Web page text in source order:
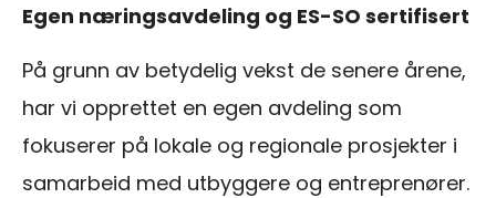
Egen næringsavdeling og ES-SO sertifisert
På grunn av betydelig vekst de senere årene,
har vi opprettet en egen avdeling som
fokuserer på lokale og regionale prosjekter i
samarbeid med utbyggere og entreprenører.